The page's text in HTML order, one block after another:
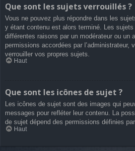
Que sont les sujets verrouillés ?
Vous ne pouvez plus répondre dans les
y étant contenu est alors terminé. Les
différentes raisons par un modérateur ou un
permissions accordées par l’administrateur,
verrouiller vos propres sujets.
Haut
Que sont les icônes de sujet ?
Les icônes de sujet sont des images qui
messages pour refléter leur contenu. La
de sujet dépend des permissions définies
Haut